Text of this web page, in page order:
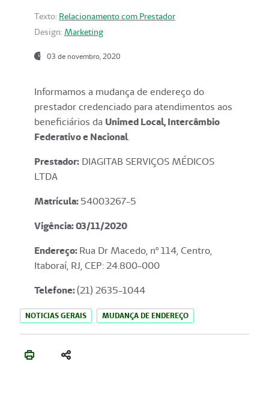
Texto: Relacionamento com Prestador
Design: Marketing
03 de novembro, 2020
Informamos a mudança de endereço do
prestador credenciado para atendimentos aos
beneficiários da Unimed Local, Intercâmbio
Federativo e Nacional.
Prestador: DIAGITAB SERVIÇOS MÉDICOS
LTDA
Matrícula:54003267-5
Vigência: 03/11/2020
Endereço:Rua Dr Macedo, nº 114, Centro,
Itaboraí, RJ, CEP: 24.800-000
Telefone:(21) 2635-1044
NOTICIAS GERAIS MUDANÇA DE ENDEREÇO